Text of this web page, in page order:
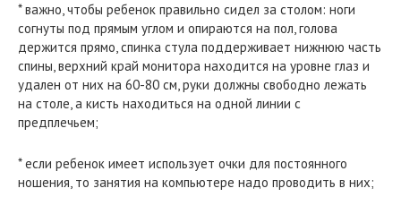
* важно, чтобы ребенок правильно сидел за столом: ноги
согнуты под прямым углом и опираются на пол, голова
держится прямо, спинка стула поддерживает нижнюю часть
спины, верхний край монитора находится на уровне глаз и
удален от них на 60-80 см, руки должны свободно лежать
на столе, а кисть находиться на одной линии с
предплечьем;
* если ребенок имеет использует очки для постоянного
ношения, то занятия на компьютере надо проводить в них;